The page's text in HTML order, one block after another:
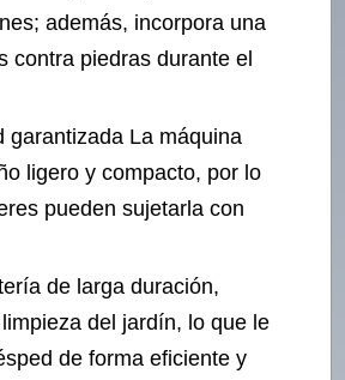
además, incorpora una
contra piedras durante el
garantizada La máquina
ligero y compacto, por lo
pueden sujetarla con
de larga duración,
del jardín, lo que le
de forma eficiente y